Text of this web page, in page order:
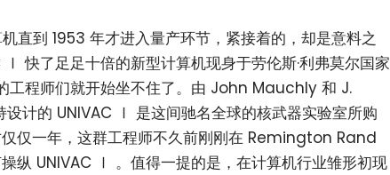
直到 1953 年才进入量产环节，紧接着的，却是意料之
快了足足十倍的新型计算机现身于劳伦斯·利弗莫尔国家
工程师们就开始坐不住了。由 John Mauchly 和 J.
计的 UNIVAC Ⅰ 是这间驰名全球的核武器实验室所购
仅一年，这群工程师不久前刚刚在 Remington Rand
纵 UNIVAC Ⅰ 。值得一提的是，在计算机行业雏形初现